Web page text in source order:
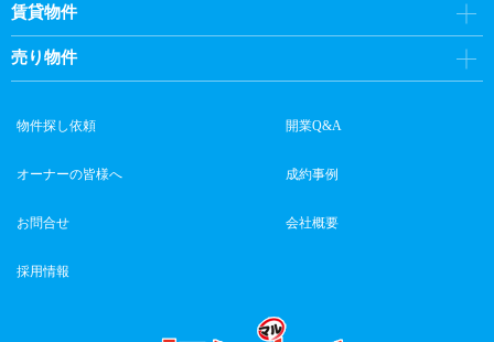
賃貸物件
売り物件
物件探し依頼 開業Q&A
オーナーの皆様へ 成約事例
お問合せ 会社概要
採用情報